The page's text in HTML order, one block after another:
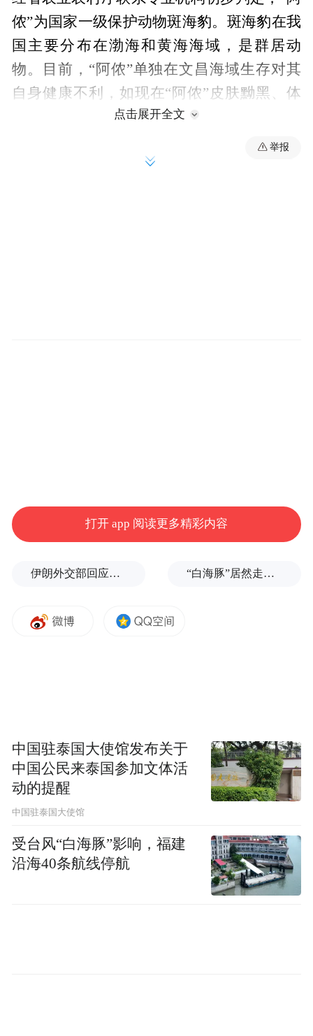
侬”为国家一级保护动物斑海豹。斑海豹在我
国主要分布在渤海和黄海海域，是群居动
物。目前，“阿侬”单独在文昌海域生存对其
自身健康不利，如现在“阿侬”皮肤黝黑、体
表无毛，很可能是因为海南天气炎热、紫外
线强烈导致的动物脱毛，投喂未经严格挑选
的食物易造成动物生病，人员接触、干扰引
本次行动分为三个阶段：1.转运保护：由专
伤害性救护，将“阿侬”转移至水生野生动物
统身体健康评估，全面掌握其生理状态；同
训练、低温耐受力锻炼和潜水能力恢复，逐
步激发野外生存本能；在专家指导下，“阿
侬”将于条件合适时尽快搭乘专业活体运输设
备，在全程监护和专业人员陪同下运至辽宁
大连斑海豹国家级自然保护区。（椰网/海拔
新闻记者 郭尚）
点击展开全文
举报
打开 app 阅读更多精彩内容
伊朗外交部回应特朗普战利品言论：美需赢得战争，再谈战利品 “白海豚”居然走出了古怪路径
中国驻泰国大使馆发布关于
中国公民来泰国参加文体活
动的提醒
中国驻泰国大使馆
受台风“白海豚”影响，福建
沿海40条航线停航